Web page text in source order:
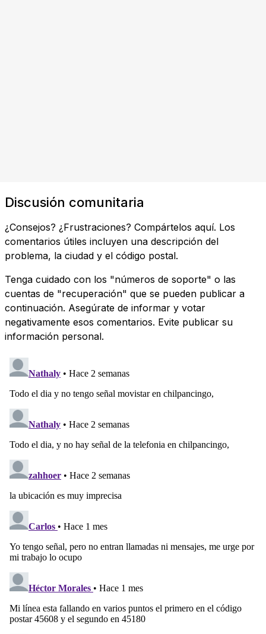
Discusión comunitaria
¿Consejos? ¿Frustraciones? Compártelos aquí. Los
comentarios útiles incluyen una descripción del
problema, la ciudad y el código postal.
Tenga cuidado con los "números de soporte" o las
cuentas de "recuperación" que se pueden publicar a
continuación. Asegúrate de informar y votar
negativamente esos comentarios. Evite publicar su
información personal.